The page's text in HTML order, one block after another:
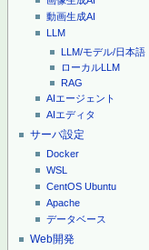
動画生成AI
LLM
LLM/モデル/日本語
ローカルLLM
RAG
AIエージェント
AIエディタ
サーバ設定
Docker
WSL
CentOS Ubuntu
Apache
データベース
Web開発